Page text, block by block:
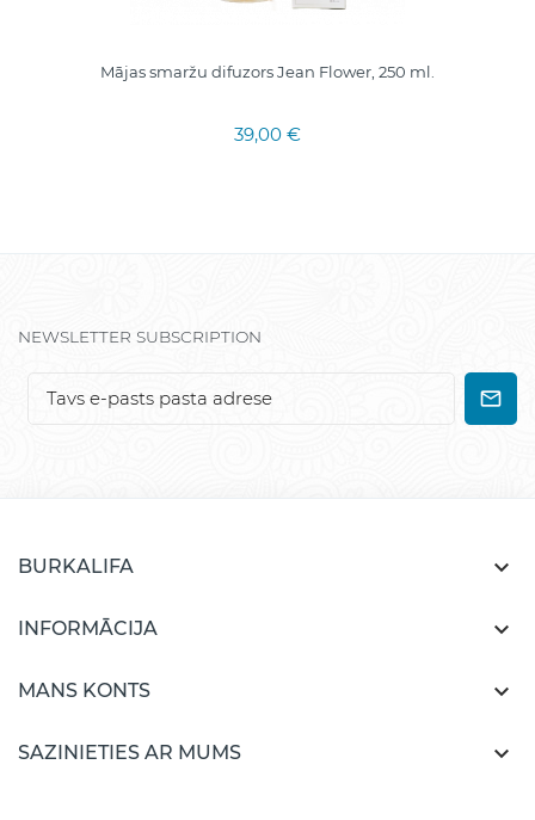
Mājas smaržu difuzors Jean Flower, 250 ml.
39,00 €
NEWSLETTER SUBSCRIPTION
BURKALIFA 
INFORMĀCIJA 
MANS KONTS 
SAZINIETIES AR MUMS 